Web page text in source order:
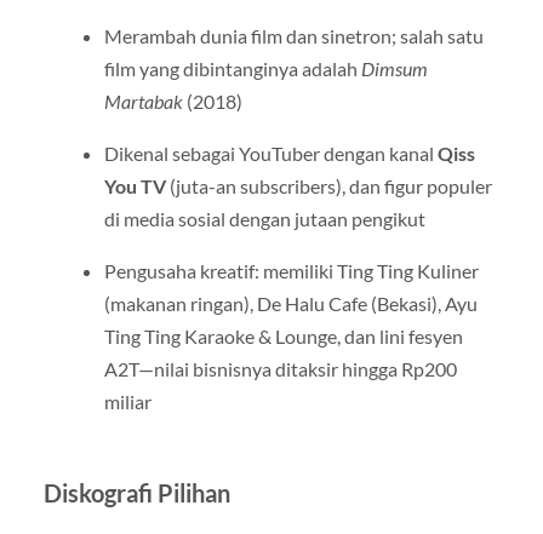
Merambah dunia film dan sinetron; salah satu
film yang dibintanginya adalah Dimsum
Martabak(2018)
Dikenal sebagai YouTuber dengan kanal Qiss
You TV(juta-an subscribers), dan figur populer
di media sosial dengan jutaan pengikut
Pengusaha kreatif: memiliki Ting Ting Kuliner
(makanan ringan), De Halu Cafe (Bekasi), Ayu
Ting Ting Karaoke & Lounge, dan lini fesyen
A2T—nilai bisnisnya ditaksir hingga Rp200
miliar
Diskografi Pilihan